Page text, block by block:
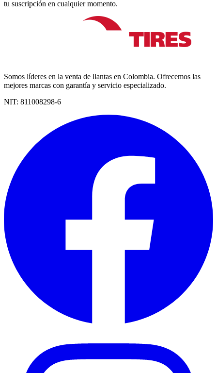
tu suscripción en cualquier momento.
Somos líderes en la venta de llantas en Colombia. Ofrecemos las
mejores marcas con garantía y servicio especializado.
NIT: 811008298-6